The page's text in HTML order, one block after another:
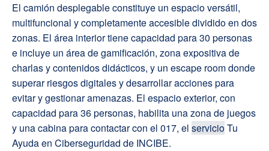
El camión desplegable constituye un espacio versátil,
multifuncional y completamente accesible dividido en dos
zonas. El área interior tiene capacidad para 30 personas
e incluye un área de gamificación, zona expositiva de
charlas y contenidos didácticos, y un escape room donde
superar riesgos digitales y desarrollar acciones para
evitar y gestionar amenazas. El espacio exterior, con
capacidad para 36 personas, habilita una zona de juegos
y una cabina para contactar con el 017, el servicioTu
Ayuda en Ciberseguridad de INCIBE.